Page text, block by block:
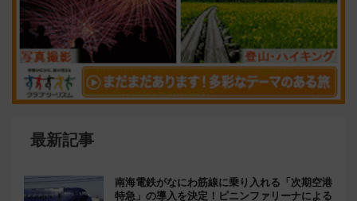
最新記事
南海電鉄がなにわ筋線に乗り入れる「次期空港
特急」の導入を決定！ピニンファリーナによる